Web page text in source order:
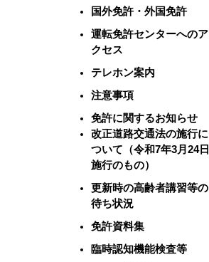
国外免許・外国免許
運転免許センターへのア
クセス
テレホン案内
注意事項
免許に関するお知らせ
改正道路交通法の施行に
ついて（令和7年3月24日
施行のもの）
更新時の高齢者講習等の
待ち状況
免許資料集
臨時認知機能検査等